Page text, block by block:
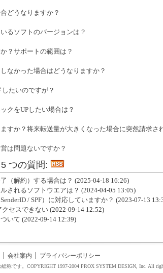
どうなりますか？
るソフトのバージョンは？
？サポートの範囲は？
なかった場合はどうなりますか？
たいのですが？
クをUPしたい場合は？
すか？将来転送量が大きくなった場合に突然請求さ
は問題ないですか？
つの質問:
（解約）する場合は？ (2025-04-18 16:26)
されるソフトウエアは？ (2024-04-05 13:05)
/ SPF）に対応していますか？ (2023-07-13
クセスできない(2022-09-14 12:52)
いて (2022-09-14 12:39)
会社案内 プライバシーポリシー
称です。COPYRIGHT 1997-2004 PROX SYSTEM DESIGN, Inc. All